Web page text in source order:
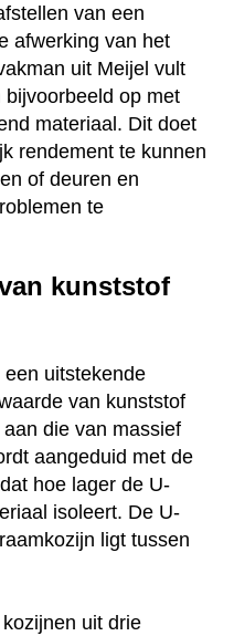
van een
afwerking van het
uit Meijel vult
op met
materiaal. Dit doet
rendement te kunnen
of deuren en
te
kunststof
uitstekende
van kunststof
die van massief
aangeduid met de
hoe lager de U-
isoleert. De U-
ligt tussen
uit drie